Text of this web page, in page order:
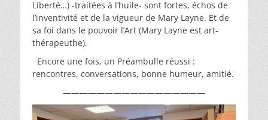
Liberté…) -traitées à l’huile- sont fortes, échos de
l’inventivité et de la vigueur de Mary Layne. Et de
sa foi dans le pouvoir l’Art (Mary Layne est art-
thérapeuthe).
Encore une fois, un Préambulle réussi :
rencontres, conversations, bonne humeur, amitié.
—————————————————